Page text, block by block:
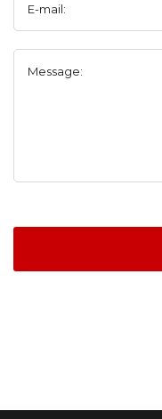
E-mail:
Message: